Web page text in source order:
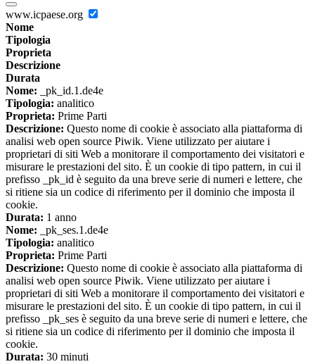
www.icpaese.org
Nome
Tipologia
Proprieta
Descrizione
Durata
Nome: _pk_id.1.de4e
Tipologia: analitico
Proprieta: Prime Parti
Descrizione: Questo nome di cookie è associato alla piattaforma di
analisi web open source Piwik. Viene utilizzato per aiutare i
proprietari di siti Web a monitorare il comportamento dei visitatori e
misurare le prestazioni del sito. È un cookie di tipo pattern, in cui il
prefisso _pk_id è seguito da una breve serie di numeri e lettere, che
si ritiene sia un codice di riferimento per il dominio che imposta il
cookie.
Durata: 1 anno
Nome: _pk_ses.1.de4e
Tipologia: analitico
Proprieta: Prime Parti
Descrizione: Questo nome di cookie è associato alla piattaforma di
analisi web open source Piwik. Viene utilizzato per aiutare i
proprietari di siti Web a monitorare il comportamento dei visitatori e
misurare le prestazioni del sito. È un cookie di tipo pattern, in cui il
prefisso _pk_ses è seguito da una breve serie di numeri e lettere, che
si ritiene sia un codice di riferimento per il dominio che imposta il
cookie.
Durata: 30 minuti